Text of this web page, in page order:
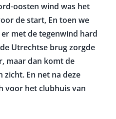
oosten wind was het
de start, En toen we
met de tegenwind hard
Utrechtse brug zorgde
maar dan komt de
zicht. En net na deze
voor het clubhuis van